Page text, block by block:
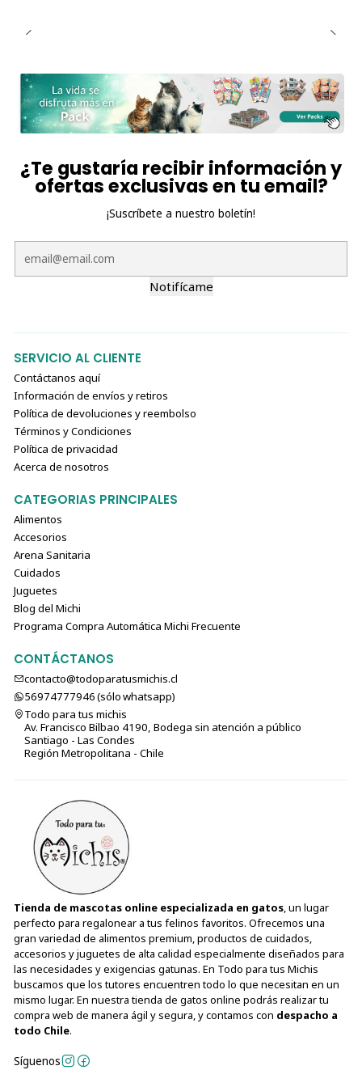
¿Te gustaría recibir información y
ofertas exclusivas en tu email?
¡Suscríbete a nuestro boletín!
Notifícame
SERVICIO AL CLIENTE
Contáctanos aquí
Información de envíos y retiros
Política de devoluciones y reembolso
Términos y Condiciones
Política de privacidad
Acerca de nosotros
CATEGORIAS PRINCIPALES
Alimentos
Accesorios
Arena Sanitaria
Cuidados
Juguetes
Blog del Michi
Programa Compra Automática Michi Frecuente
CONTÁCTANOS
contacto@todoparatusmichis.cl
56974777946 (sólo⁣⁣⁣⁣⁣​​​​​​​​​​​​​​​ whatsapp)
Todo para tus michis
Av. Francisco Bilbao 4190, Bodega sin atención a público
Santiago - Las Condes
Región Metropolitana - Chile
Tienda de mascotas online especializada en gatos, un lugar
perfecto para regalonear a tus felinos favoritos. Ofrecemos una
gran variedad de alimentos premium, productos de cuidados,
accesorios y juguetes de alta calidad especialmente diseñados para
las necesidades y exigencias gatunas. En Todo para tus Michis
buscamos que los tutores encuentren todo lo que necesitan en un
mismo lugar. En nuestra tienda de gatos online podrás realizar tu
compra web de manera ágil y segura, y contamos con despacho a
todo Chile.
Síguenos